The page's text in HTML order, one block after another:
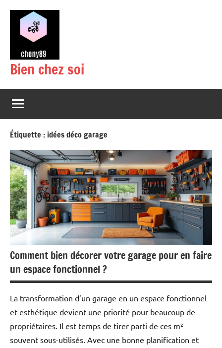
contenu
Bien chez soi
Étiquette : idées déco garage
Comment bien décorer votre garage pour en faire
un espace fonctionnel ?
La transformation d’un garage en un espace fonctionnel
et esthétique devient une priorité pour beaucoup de
propriétaires. Il est temps de tirer parti de ces m²
souvent sous-utilisés. Avec une bonne planification et